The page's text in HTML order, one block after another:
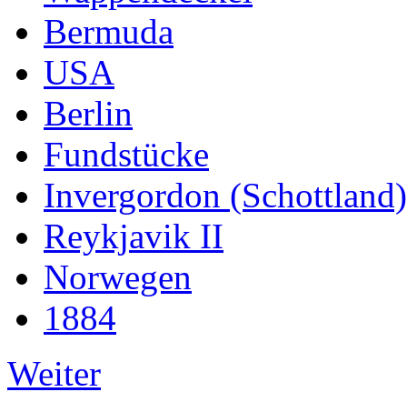
Bermuda
USA
Berlin
Fundstücke
Invergordon (Schottland)
Reykjavik II
Norwegen
1884
Weiter